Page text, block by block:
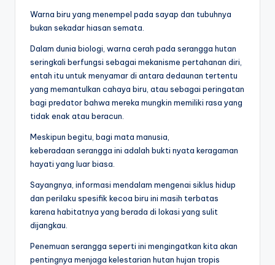
Warna biru yang menempel pada sayap dan tubuhnya
bukan sekadar hiasan semata.
Dalam dunia biologi, warna cerah pada serangga hutan
seringkali berfungsi sebagai mekanisme pertahanan diri,
entah itu untuk menyamar di antara dedaunan tertentu
yang memantulkan cahaya biru, atau sebagai peringatan
bagi predator bahwa mereka mungkin memiliki rasa yang
tidak enak atau beracun.
Meskipun begitu, bagi mata manusia,
keberadaan serangga ini adalah bukti nyata keragaman
hayati yang luar biasa.
Sayangnya, informasi mendalam mengenai siklus hidup
dan perilaku spesifik kecoa biru ini masih terbatas
karena habitatnya yang berada di lokasi yang sulit
dijangkau.
Penemuan serangga seperti ini mengingatkan kita akan
pentingnya menjaga kelestarian hutan hujan tropis